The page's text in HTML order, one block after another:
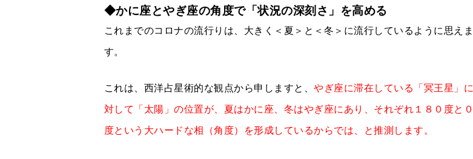
◆かに座とやぎ座の角度で「状況の深刻さ」を高める
これまでのコロナの流行りは、大きく＜夏＞と＜冬＞に流行しているように思えま
す。
これは、西洋占星術的な観点から申しますと、やぎ座に滞在している「冥王星」に
対して「太陽」の位置が、夏はかに座、冬はやぎ座にあり、それぞれ１８０度と０
度という大ハードな相（角度）を形成しているからでは、と推測します。